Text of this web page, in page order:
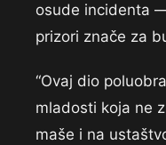
osude incidenta
prizori znače za
“Ovaj dio
mladosti koja ne
maše i na